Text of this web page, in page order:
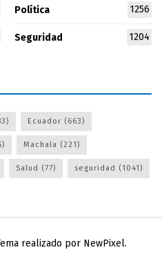
Política 1256
Seguridad 1204
Ecuador (663)
Machala (221)
Salud (77) seguridad (1041)
realizado por NewPixel.